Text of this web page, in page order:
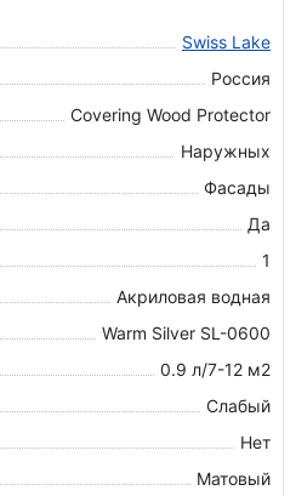
Swiss Lake
Россия
Covering Wood Protector
Наружных
Фасады
Да
1
Акриловая водная
Warm Silver SL-0600
0.9 л/7-12 м2
Слабый
Нет
Матовый